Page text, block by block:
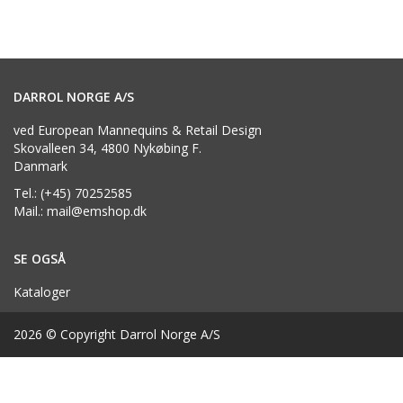
DARROL NORGE A/S
ved European Mannequins & Retail Design
Skovalleen 34, 4800 Nykøbing F.
Danmark
Tel.: (+45) 70252585
Mail.: mail@emshop.dk
SE OGSÅ
Kataloger
2026 © Copyright Darrol Norge A/S